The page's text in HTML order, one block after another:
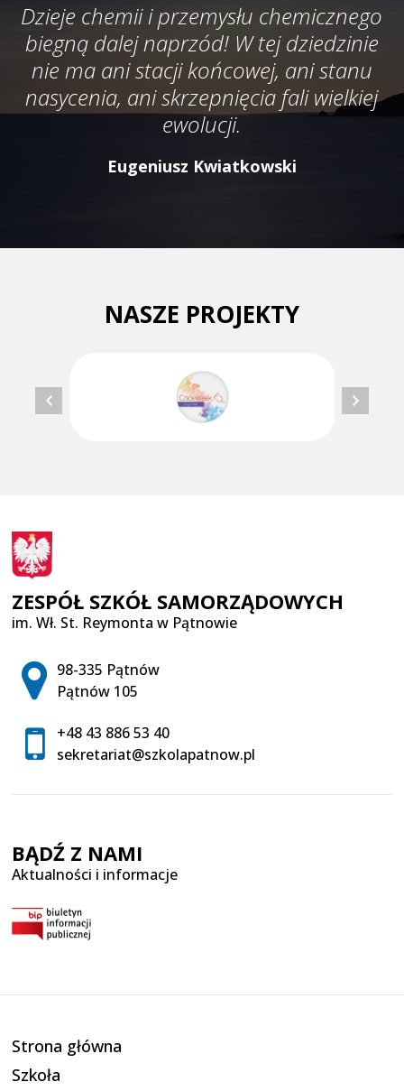
Dzieje chemii i przemysłu chemicznego
biegną dalej naprzód! W tej dziedzinie
nie ma ani stacji końcowej, ani stanu
nasycenia, ani skrzepnięcia fali wielkiej
ewolucji.
Eugeniusz Kwiatkowski
NASZE PROJEKTY
ZESPÓŁ SZKÓŁ SAMORZĄDOWYCH
im. Wł. St. Reymonta w Pątnowie
Adres pocztowy:
98-335 Pątnów
Pątnów 105
+48 43 886 53 40
sekretariat@szkolapatnow.pl
BĄDŹ Z NAMI
Aktualności i informacje
Strona główna
Szkoła